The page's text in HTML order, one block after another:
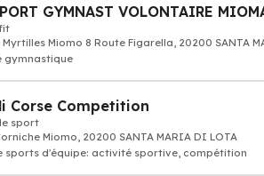
Myrtilles Miomo 8 Route Figarella, 20200 SANTA
gymnastique
Corse Competition
sport
Miomo, 20200 SANTA MARIA DI LOTA
sports d'équipe: activité sportive, compétition